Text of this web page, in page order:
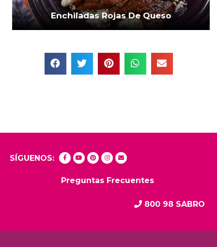
Enchiladas Rojas De Queso
SÍGUENOS:
Preguntas Frecuentes
800 98 SABRO